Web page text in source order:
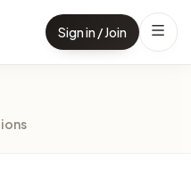
Sign in / Join